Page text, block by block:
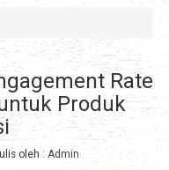
Rate
Produk
oleh : Admin